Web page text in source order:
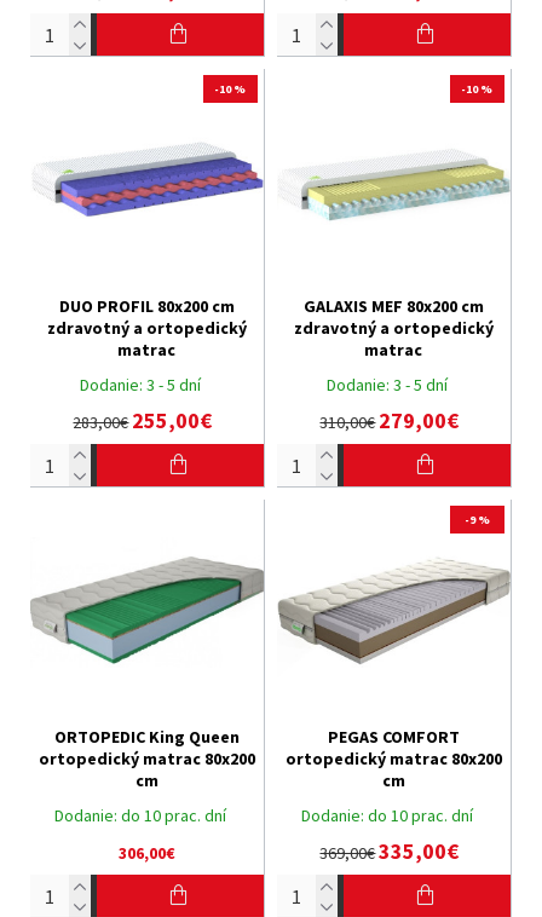
-10 %
Dodanie: 3 - 5 dní
DUO PROFIL 80x200 cm
zdravotný a ortopedický
matrac
283,00€255,00€
-10 %
Dodanie: 3 - 5 dní
GALAXIS MEF 80x200 cm
zdravotný a ortopedický
matrac
310,00€279,00€
Dodanie: do 10 prac. dní
ORTOPEDIC King Queen
ortopedický matrac 80x200
cm
306,00€
-9 %
Dodanie: do 10 prac. dní
PEGAS COMFORT
ortopedický matrac 80x200
cm
369,00€335,00€